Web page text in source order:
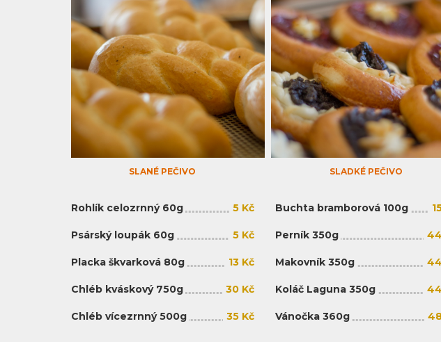
SLANÉ PEČIVO
Rohlík celozrnný 60g 5 Kč
Psárský loupák 60g 5 Kč
Placka škvarková 80g 13 Kč
Chléb kváskový 750g 30 Kč
Chléb vícezrnný 500g 35 Kč
SLADKÉ PEČIVO
Buchta bramborová 100g
Perník 350g
Makovník 350g
Koláč Laguna 350g
Vánočka 360g